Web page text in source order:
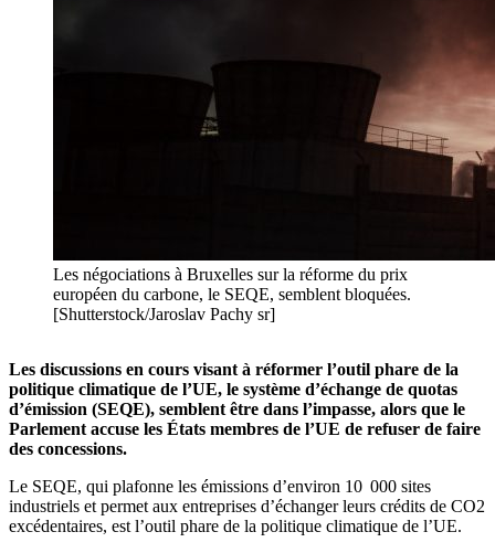
Les négociations à Bruxelles sur la réforme du prix
européen du carbone, le SEQE, semblent bloquées.
[Shutterstock/Jaroslav Pachy sr]
Les discussions en cours visant à réformer l’outil phare de la
politique climatique de l’UE, le système d’échange de quotas
d’émission (SEQE), semblent être dans l’impasse, alors que le
Parlement accuse les États membres de l’UE de refuser de faire
des concessions.
Le SEQE, qui plafonne les émissions d’environ 10 000 sites
industriels et permet aux entreprises d’échanger leurs crédits de CO2
excédentaires, est l’outil phare de la politique climatique de l’UE.